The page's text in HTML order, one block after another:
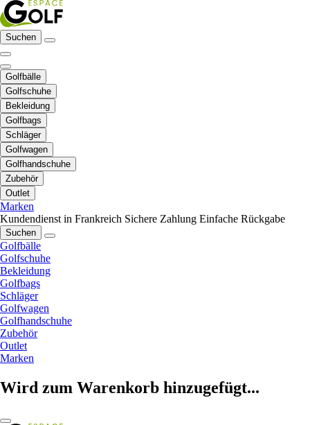
Suchen
Golfbälle
Golfschuhe
Bekleidung
Golfbags
Schläger
Golfwagen
Golfhandschuhe
Zubehör
Outlet
Marken
Kundendienst in Frankreich Sichere Zahlung Einfache Rückgabe
Suchen
Golfbälle
Golfschuhe
Bekleidung
Golfbags
Schläger
Golfwagen
Golfhandschuhe
Zubehör
Outlet
Marken
Wird zum Warenkorb hinzugefügt...